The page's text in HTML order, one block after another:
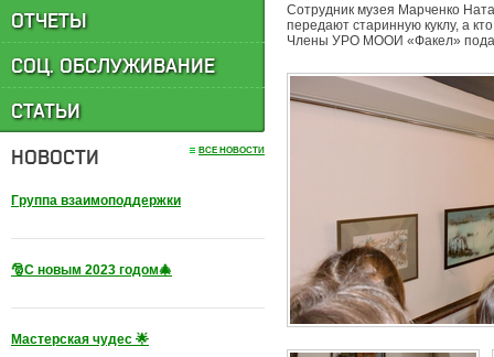
ОТЧЕТЫ
СОЦ. ОБСЛУЖИВАНИЕ
СТАТЬИ
НОВОСТИ
ВСЕ НОВОСТИ
Группа взаимоподдержки
🎅С новым 2023 годом🎄
Мастерская чудес 🌟
Сотрудник музея Марченко
передают старинную куклу, а
Члены УРО МООИ «Факел»